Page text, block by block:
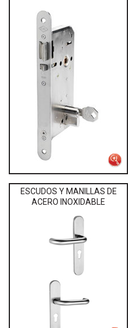
ESCUDOS Y MANILLAS DE
ACERO INOXIDABLE